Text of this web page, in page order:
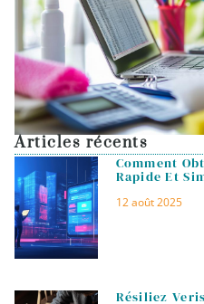
Articles récents
Comment
Rapide Et
12 août 2025
Résiliez